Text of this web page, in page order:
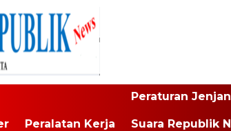
Peralatan Kerja
Peraturan
Suara Republik